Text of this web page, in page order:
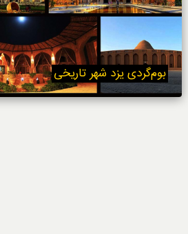
بوم‌گردی یزد شهر تاریخی